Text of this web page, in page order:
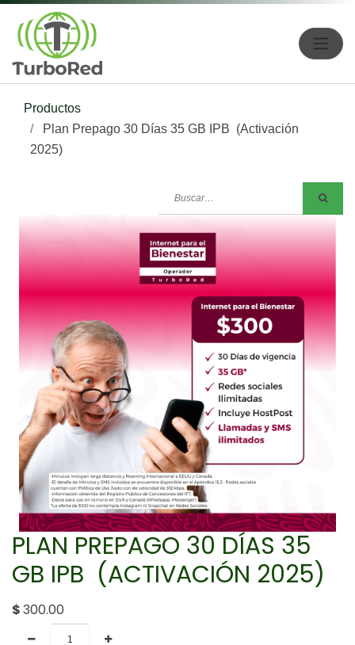
Productos
Plan Prepago 30 Días 35 GB IPB (Activación
2025)
PLAN PREPAGO 30 DÍAS 35
GB IPB (ACTIVACIÓN 2025)
$300.00